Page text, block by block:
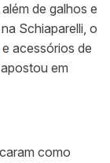
de galhos e
Schiaparelli, o
e acessórios de
em
como